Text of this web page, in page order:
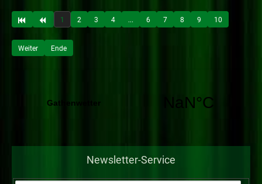
1 2 3 4 ... 6 7 8 9 10
Weiter Ende
Newsletter-Service